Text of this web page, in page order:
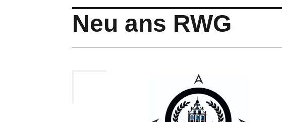
Neu ans RWG